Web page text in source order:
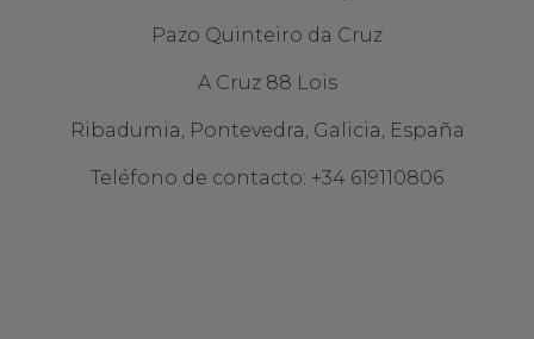
Pazo Quinteiro da Cruz
A Cruz 88 Lois
Ribadumia, Pontevedra, Galicia, España
Teléfono de contacto: +34 619110806